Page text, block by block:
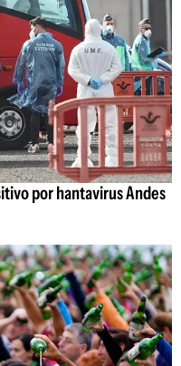
por hantavirus Andes